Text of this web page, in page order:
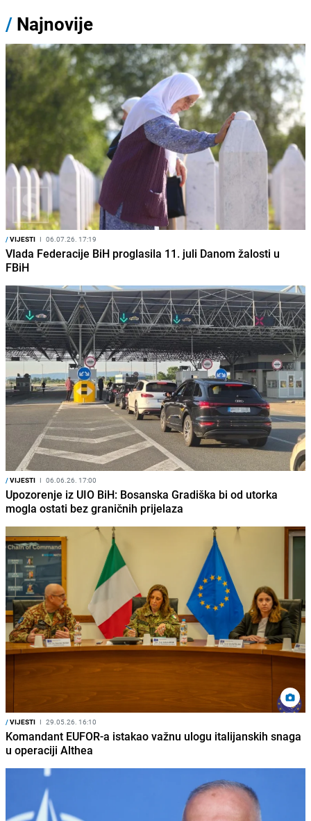
/ Najnovije
/VIJESTI I 06.07.26. 17:19
Vlada Federacije BiH proglasila 11. juli Danom žalosti u
FBiH
/VIJESTI I 06.06.26. 17:00
Upozorenje iz UIO BiH: Bosanska Gradiška bi od utorka
mogla ostati bez graničnih prijelaza
/VIJESTI I 29.05.26. 16:10
Komandant EUFOR-a istakao važnu ulogu italijanskih snaga
u operaciji Althea